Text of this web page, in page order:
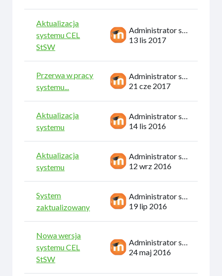
Aktualizacja
systemu CEL
StSW
13 lis 2017
Przerwa w pracy
systemu...
21 cze 2017
Aktualizacja
systemu
14 lis 2016
Aktualizacja
systemu
12 wrz 2016
System
zaktualizowany
19 lip 2016
Nowa wersja
systemu CEL
StSW
24 maj 2016